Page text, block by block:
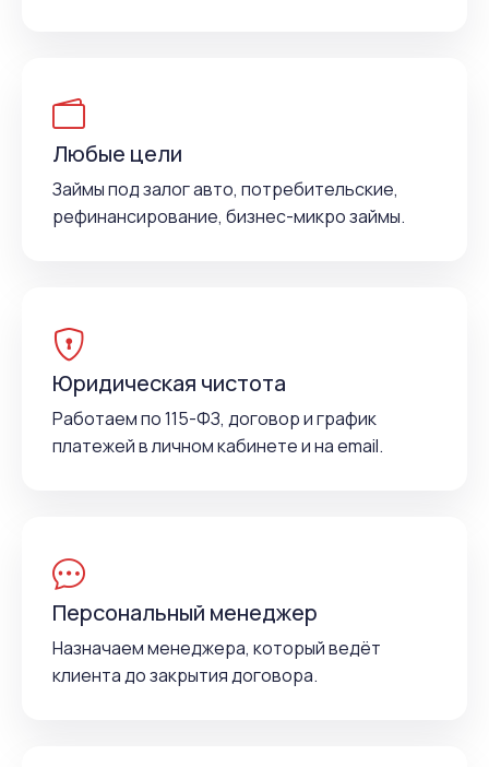
Любые цели
Займы под залог авто, потребительские,
рефинансирование, бизнес-микро займы.
Юридическая чистота
Работаем по 115-ФЗ, договор и график
платежей в личном кабинете и на email.
Персональный менеджер
Назначаем менеджера, который ведёт
клиента до закрытия договора.